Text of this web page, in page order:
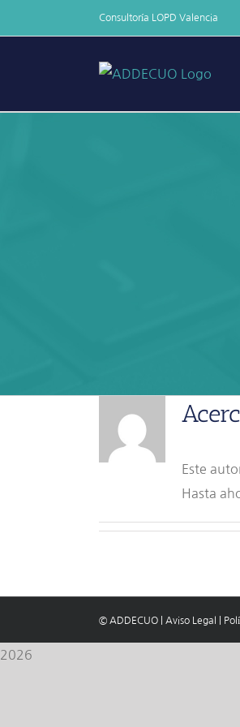
to
Consultoría LOPD Valencia
Este
Hasta
© ADDECUO Aviso Legal
2026